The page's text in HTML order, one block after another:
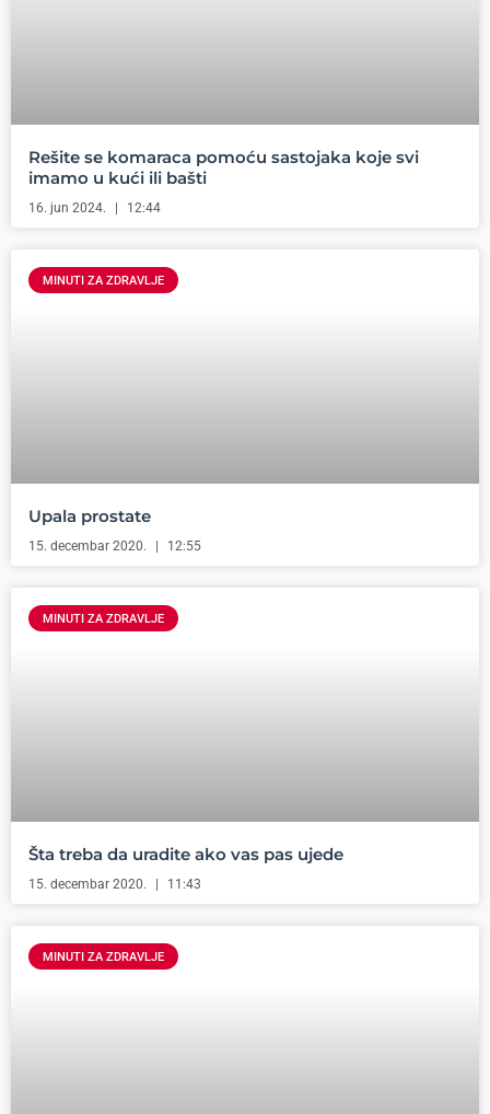
Rešite se komaraca pomoću sastojaka koje svi
imamo u kući ili bašti
16. jun 2024. 12:44
MINUTI ZA ZDRAVLJE
Upala prostate
15. decembar 2020. 12:55
MINUTI ZA ZDRAVLJE
Šta treba da uradite ako vas pas ujede
15. decembar 2020. 11:43
MINUTI ZA ZDRAVLJE